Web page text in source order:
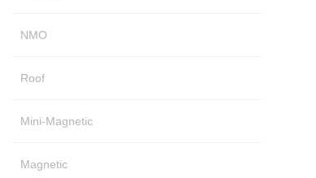
NMO
Roof
Mini-Magnetic
Magnetic